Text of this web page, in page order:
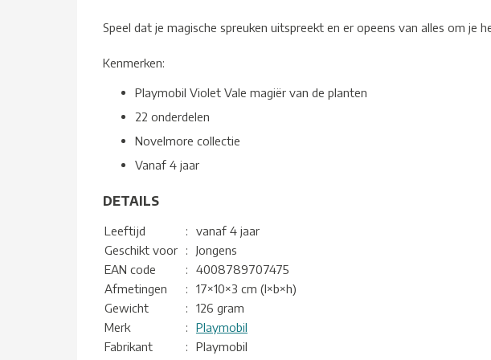
Speel dat je magische spreuken uitspreekt en er opeens van alles om je
Kenmerken:
Playmobil Violet Vale magiër van de planten
22 onderdelen
Novelmore collectie
Vanaf 4 jaar
DETAILS
Leeftijd :
vanaf 4 jaar
Geschikt voor
:
Jongens
EAN code
:
4008789707475
Afmetingen
:
17×10×3 cm (l×b×h)
Gewicht
:
126 gram
Merk
:
Playmobil
Fabrikant
:
Playmobil